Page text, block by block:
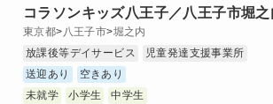
コラソンキッズ八王子／八王子市堀之
東京都>八王子市>堀之内
放課後等デイサービス
児童発達支援事業所
送迎あり
空きあり
未就学
小学生
中学生